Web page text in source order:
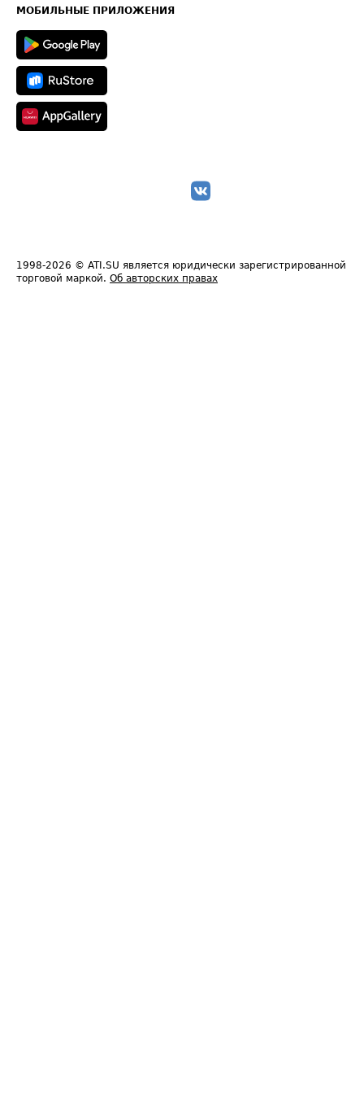
Техническая информация
МОБИЛЬНЫЕ ПРИЛОЖЕНИЯ
1998-2026 © ATI.SU является юридически зарегистрированной
торговой маркой. Об авторских правах